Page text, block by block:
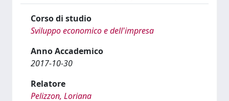
Corso di studio
Sviluppo economico e dell'impresa
Anno Accademico
2017-10-30
Relatore
Pelizzon, Loriana